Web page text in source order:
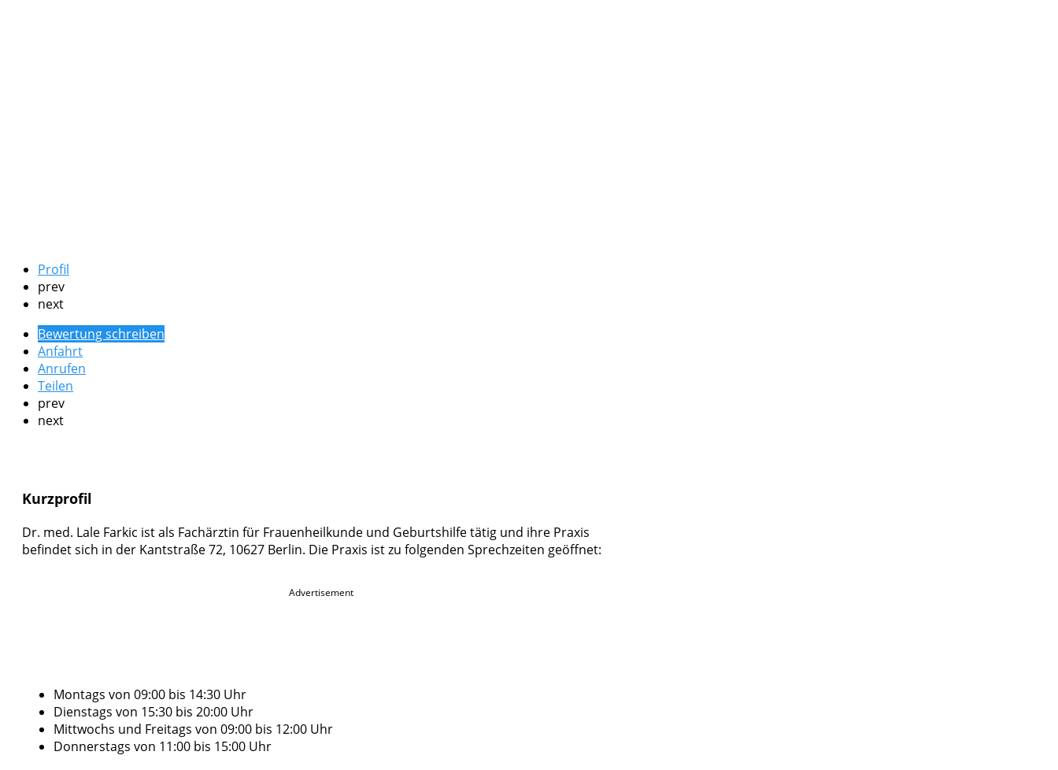
Profil
prev
next
Bewertung schreiben
Anfahrt
Anrufen
Teilen
prev
next
Kurzprofil
Dr. med. Lale Farkic ist als Fachärztin für Frauenheilkunde und Geburtshilfe tätig und ihre Praxis
befindet sich in der Kantstraße 72, 10627 Berlin. Die Praxis ist zu folgenden Sprechzeiten geöffnet:
Advertisement
Montags von 09:00 bis 14:30 Uhr
Dienstags von 15:30 bis 20:00 Uhr
Mittwochs und Freitags von 09:00 bis 12:00 Uhr
Donnerstags von 11:00 bis 15:00 Uhr